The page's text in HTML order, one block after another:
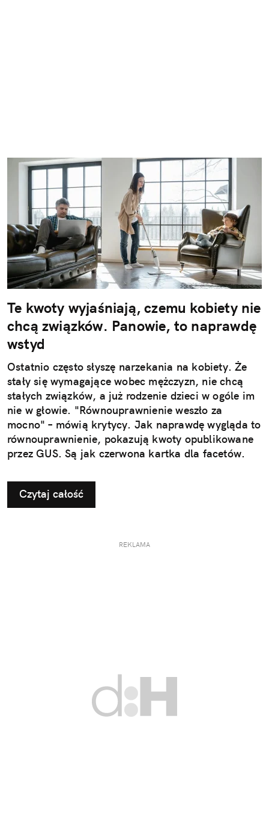
Te kwoty wyjaśniają, czemu kobiety nie
chcą związków. Panowie, to naprawdę
wstyd
Ostatnio często słyszę narzekania na kobiety. Że
stały się wymagające wobec mężczyzn, nie chcą
stałych związków, a już rodzenie dzieci w ogóle im
nie w głowie. "Równouprawnienie weszło za
mocno" – mówią krytycy. Jak naprawdę wygląda to
równouprawnienie, pokazują kwoty opublikowane
przez GUS. Są jak czerwona kartka dla facetów.
Czytaj całość
REKLAMA